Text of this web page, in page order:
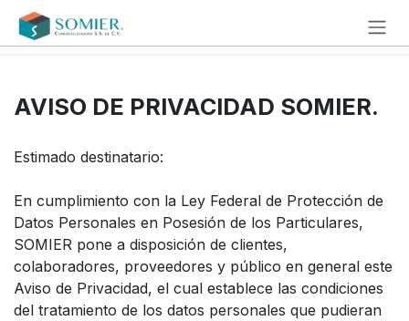
Ir al contenido
AVISO DE PRIVACIDAD SOMIER.
Estimado destinatario:
En cumplimiento con la Ley Federal de Protección de
Datos Personales en Posesión de los Particulares,
SOMIER pone a disposición de clientes,
colaboradores, proveedores y público en general este
Aviso de Privacidad, el cual establece las condiciones
del tratamiento de los datos personales que pudieran